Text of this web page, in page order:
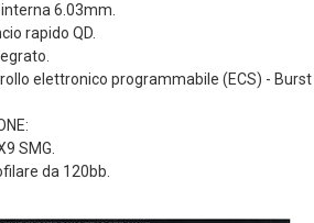
6.03mm.
rapido QD.
elettronico programmabile (ECS) -
SMG.
da 120bb.